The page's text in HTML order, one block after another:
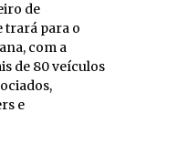
de
trará para o
com a
de 80 veículos
e